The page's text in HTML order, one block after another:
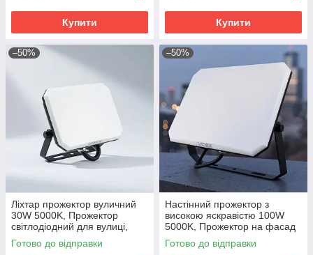
Купити Купити
–50%
Ліхтар прожектор вуличний
30W 5000K, Прожектор
світлодіодний для вулиці,
Накладний прожектор
зовнішній, RYH
Готово до відправки
–50%
Настінний прожектор з
високою яскравістю 100W
5000K, Прожектор на фасад
будинку, RYH
Готово до відправки